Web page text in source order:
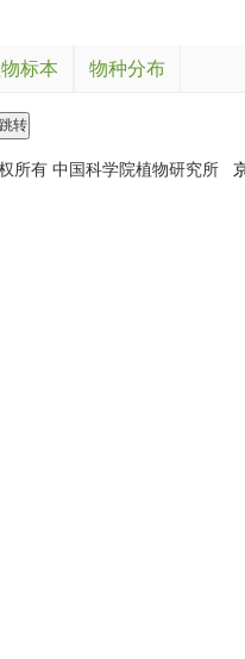
标本 物种分布
所有 中国科学院植物研究所